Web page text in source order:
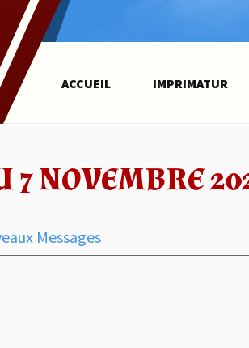
ACCUEIL IMPRIMATUR
7 NOVEMBRE
Messages